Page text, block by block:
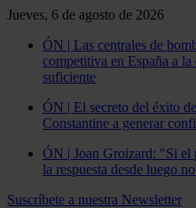
Jueves, 6 de agosto de 2026
ÓN | Las centrales de
competitiva en España a
suficiente
ÓN | El secreto del éxito
Constantine a generar
ÓN | Joan Groizard: "Si el
la respuesta desde luego
Suscríbete a nuestra Newsletter